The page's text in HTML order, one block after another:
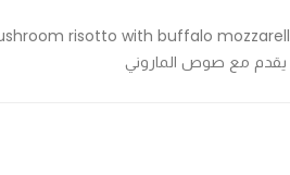
يقدم مع صوص الماروني